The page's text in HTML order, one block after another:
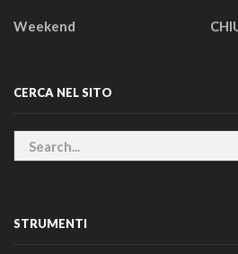
Weekend
CERCA NEL SITO
STRUMENTI